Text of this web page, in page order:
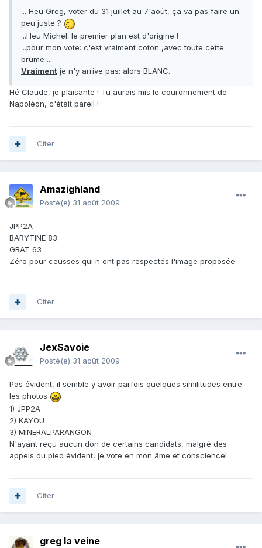
... Heu Greg, voter du 31 juillet au 7 août, ça va pas faire un
peu juste ?
...Heu Michel: le premier plan est d'origine !
...pour mon vote: c'est vraiment coton ,avec toute cette
brume ...
Vraiment je n'y arrive pas: alors BLANC.
Hé Claude, je plaisante ! Tu aurais mis le couronnement de
Napoléon, c'était pareil !
Citer
Amazighland
Posté(e) 31 août 2009
JPP2A
BARYTINE 83
GRAT 63
Zéro pour ceusses qui n ont pas respectés l'image proposée
Citer
JexSavoie
Posté(e) 31 août 2009
Pas évident, il semble y avoir parfois quelques similitudes entre
les photos
1) JPP2A
2) KAYOU
3) MINERALPARANGON
N'ayant reçu aucun don de certains candidats, malgré des
appels du pied évident, je vote en mon âme et conscience!
Citer
greg la veine